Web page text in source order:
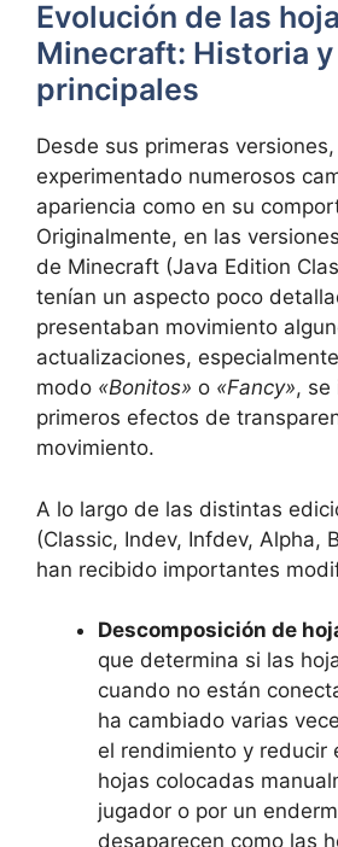
Evolución de las
Minecraft: Historia
principales
Desde sus primeras
experimentado numerosos
apariencia como en su
Originalmente, en las
de Minecraft (Java Edition
tenían un aspecto poco
presentaban movimiento
actualizaciones,
modo «Bonitos» o «Fancy», se
primeros efectos de
movimiento.
A lo largo de las distintas
(Classic, Indev, Infdev, Alpha,
han recibido importantes
Descomposición de
que determina si las
cuando no están
ha cambiado varias
el rendimiento y reducir
hojas colocadas
jugador o por un
desaparecen como las